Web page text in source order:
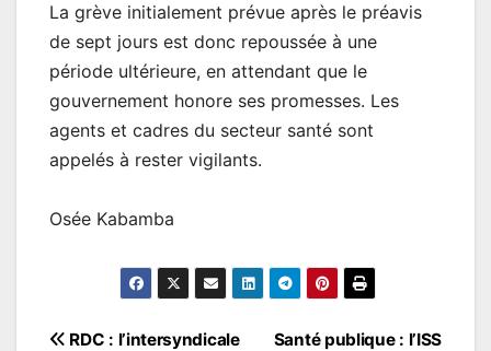
La grève initialement prévue après le préavis
de sept jours est donc repoussée à une
période ultérieure, en attendant que le
gouvernement honore ses promesses. Les
agents et cadres du secteur santé sont
appelés à rester vigilants.
Osée Kabamba
Santé publique : l’ISS
RDC : l’intersyndicale